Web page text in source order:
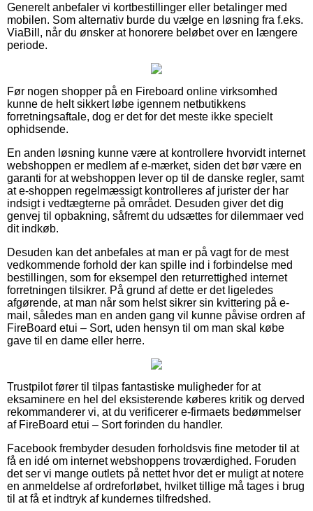
Generelt anbefaler vi kortbestillinger eller betalinger med
mobilen. Som alternativ burde du vælge en løsning fra f.eks.
ViaBill, når du ønsker at honorere beløbet over en længere
periode.
Før nogen shopper på en Fireboard online virksomhed
kunne de helt sikkert løbe igennem netbutikkens
forretningsaftale, dog er det for det meste ikke specielt
ophidsende.
En anden løsning kunne være at kontrollere hvorvidt internet
webshoppen er medlem af e-mærket, siden det bør være en
garanti for at webshoppen lever op til de danske regler, samt
at e-shoppen regelmæssigt kontrolleres af jurister der har
indsigt i vedtægterne på området. Desuden giver det dig
genvej til opbakning, såfremt du udsættes for dilemmaer ved
dit indkøb.
Desuden kan det anbefales at man er på vagt for de mest
vedkommende forhold der kan spille ind i forbindelse med
bestillingen, som for eksempel den returrettighed internet
forretningen tilsikrer. På grund af dette er det ligeledes
afgørende, at man når som helst sikrer sin kvittering på e-
mail, således man en anden gang vil kunne påvise ordren af
FireBoard etui – Sort, uden hensyn til om man skal købe
gave til en dame eller herre.
Trustpilot fører til tilpas fantastiske muligheder for at
eksaminere en hel del eksisterende køberes kritik og derved
rekommanderer vi, at du verificerer e-firmaets bedømmelser
af FireBoard etui – Sort forinden du handler.
Facebook frembyder desuden forholdsvis fine metoder til at
få en idé om internet webshoppens troværdighed. Foruden
det ser vi mange outlets på nettet hvor det er muligt at notere
en anmeldelse af ordreforløbet, hvilket tillige må tages i brug
til at få et indtryk af kundernes tilfredshed.